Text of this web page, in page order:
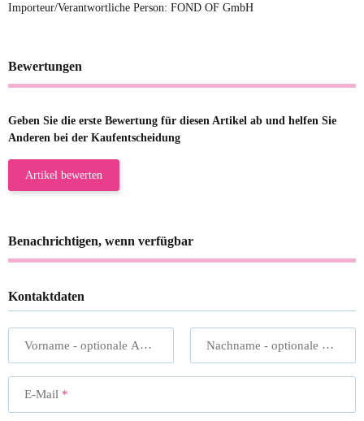
Importeur/Verantwortliche Person: FOND OF GmbH
Bewertungen
Geben Sie die erste Bewertung für diesen Artikel ab und helfen Sie
Anderen bei der Kaufentscheidung
Artikel bewerten
Benachrichtigen, wenn verfügbar
Kontaktdaten
Vorname - optionale Angabe Nachname - optionale Angabe
E-Mail